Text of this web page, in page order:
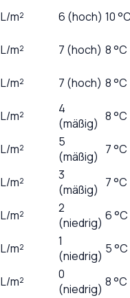
L/m² 6 (hoch) 10
L/m² 7 (hoch) 8 °C
L/m² 7 (hoch) 8 °C
L/m²
4
(mäßig) 8 °C
L/m²
5
(mäßig) 7 °C
L/m²
3
(mäßig) 7 °C
L/m²
2
(niedrig) 6 °C
L/m²
1
(niedrig) 5 °C
L/m²
0
(niedrig) 8 °C